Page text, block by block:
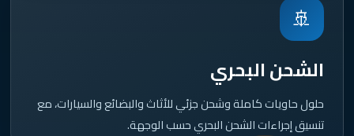
🚢
الشحن البحري
حلول حاويات كاملة وشحن جزئي للأثاث والبضائع والسيارات، مع
تنسيق إجراءات الشحن البحري حسب الوجهة.